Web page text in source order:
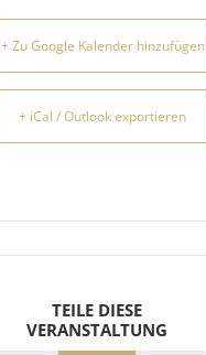
+ Zu Google Kalender hinzufügen
+ iCal / Outlook exportieren
TEILE DIESE
VERANSTALTUNG